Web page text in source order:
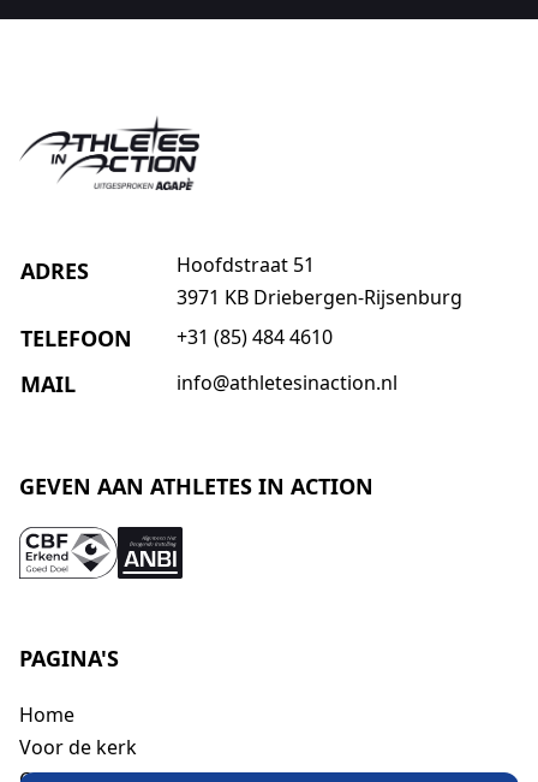
ADRES
Hoofdstraat 51
3971 KB Driebergen-Rijsenburg
TELEFOON +31 (85) 484 4610
MAIL info@athletesinaction.nl
GEVEN AAN ATHLETES IN ACTION
PAGINA'S
Home
Voor de kerk